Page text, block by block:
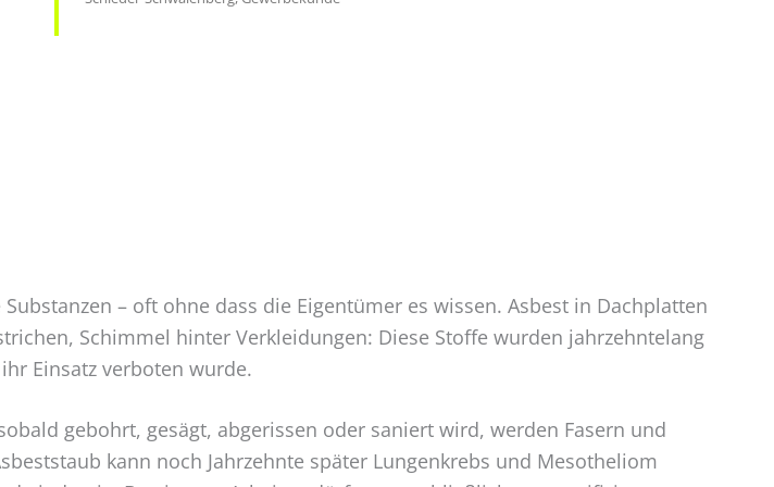
– oft ohne dass die Eigentümer es wissen. Asbest in Dachplatten
Schimmel hinter Verkleidungen: Diese Stoffe wurden jahrzehntelang
Einsatz verboten wurde.
gebohrt, gesägt, abgerissen oder saniert wird, werden Fasern und
kann noch Jahrzehnte später Lungenkrebs und Mesotheliom